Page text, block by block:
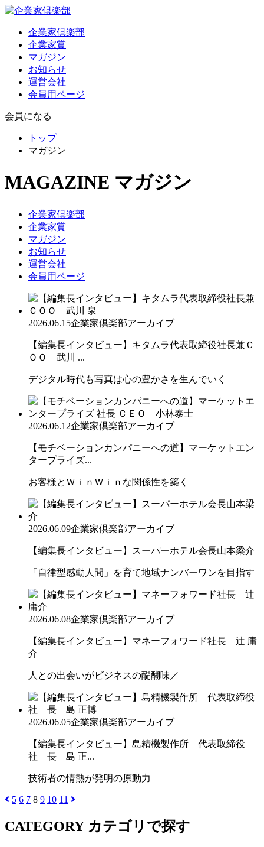
企業家倶楽部
企業家賞
マガジン
お知らせ
運営会社
会員用ページ
会員になる
トップ
マガジン
MAGAZINE マガジン
企業家倶楽部
企業家賞
マガジン
お知らせ
運営会社
会員用ページ
2026.06.15企業家倶楽部アーカイブ
【編集長インタビュー】キタムラ代表取締役社長兼Ｃ
ＯＯ 武川 ...
デジタル時代も写真は心の豊かさを生んでいく
2026.06.12企業家倶楽部アーカイブ
【モチベーションカンパニーへの道】マーケットエン
タープライズ...
お客様とＷｉｎＷｉｎな関係性を築く
2026.06.09企業家倶楽部アーカイブ
【編集長インタビュー】スーパーホテル会長山本梁介
「自律型感動人間」を育て地域ナンバーワンを目指す
2026.06.08企業家倶楽部アーカイブ
【編集長インタビュー】マネーフォワード社長 辻 庸
介
人との出会いがビジネスの醍醐味／
2026.06.05企業家倶楽部アーカイブ
【編集長インタビュー】島精機製作所 代表取締役
社 長 島 正...
技術者の情熱が発明の原動力
5 6 7 8 9 10 11
CATEGORY カテゴリで探す